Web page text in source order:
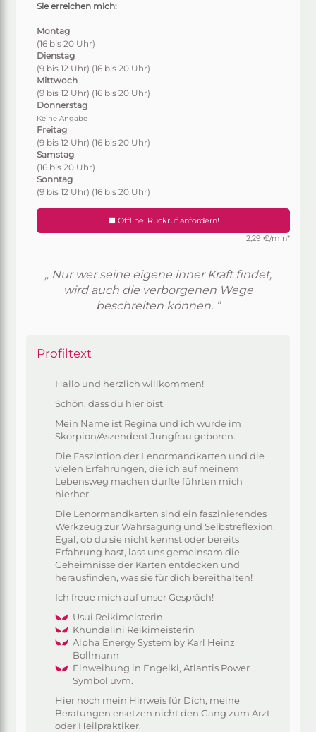
Sie erreichen mich:
Montag
(16 bis 20 Uhr)
Dienstag
(9 bis 12 Uhr) (16 bis 20 Uhr)
Mittwoch
(9 bis 12 Uhr) (16 bis 20 Uhr)
Donnerstag
Keine Angabe
Freitag
(9 bis 12 Uhr) (16 bis 20 Uhr)
Samstag
(16 bis 20 Uhr)
Sonntag
(9 bis 12 Uhr) (16 bis 20 Uhr)
Offline. Rückruf anfordern!
2,29 €/min*
„ Nur wer seine eigene inner Kraft findet,
wird auch die verborgenen Wege
beschreiten können. ”
Profiltext
Hallo und herzlich willkommen!
Schön, dass du hier bist.
Mein Name ist Regina und ich wurde im
Skorpion/Aszendent Jungfrau geboren.
Die Faszintion der Lenormandkarten und die
vielen Erfahrungen, die ich auf meinem
Lebensweg machen durfte führten mich
hierher.
Die Lenormandkarten sind ein faszinierendes
Werkzeug zur Wahrsagung und Selbstreflexion.
Egal, ob du sie nicht kennst oder bereits
Erfahrung hast, lass uns gemeinsam die
Geheimnisse der Karten entdecken und
herausfinden, was sie für dich bereithalten!
Ich freue mich auf unser Gespräch!
Usui Reikimeisterin
Khundalini Reikimeisterin
Alpha Energy System by Karl Heinz
Bollmann
Einweihung in Engelki, Atlantis Power
Symbol uvm.
Hier noch mein Hinweis für Dich, meine
Beratungen ersetzen nicht den Gang zum Arzt
oder Heilpraktiker.